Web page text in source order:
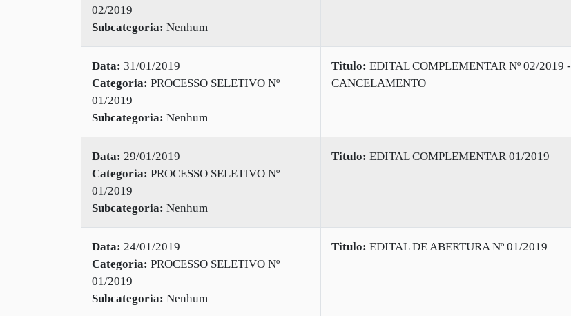
02/2019
Subcategoria: Nenhum
Data: 31/01/2019
Categoria: PROCESSO SELETIVO Nº
01/2019
Subcategoria: Nenhum
Titulo: EDITAL COMPLEMENTAR Nº 02/2019 -
CANCELAMENTO
Data: 29/01/2019
Categoria: PROCESSO SELETIVO Nº
01/2019
Subcategoria: Nenhum
Titulo: EDITAL COMPLEMENTAR 01/2019
Data: 24/01/2019
Categoria: PROCESSO SELETIVO Nº
01/2019
Subcategoria: Nenhum
Titulo: EDITAL DE ABERTURA Nº 01/2019